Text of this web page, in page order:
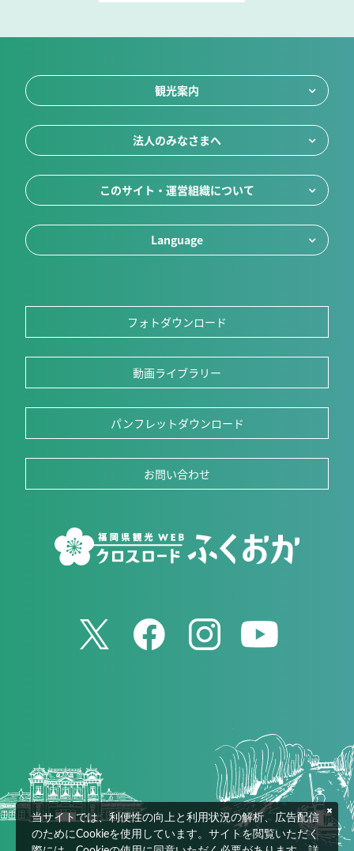
観光案内
法人のみなさまへ
このサイト・運営組織について
Language
フォトダウンロード
動画ライブラリー
パンフレットダウンロード
お問い合わせ
当サイトでは、利便性の向上と利用状況の解析、広告配信
のためにCookieを使用しています。サイトを閲覧いただく